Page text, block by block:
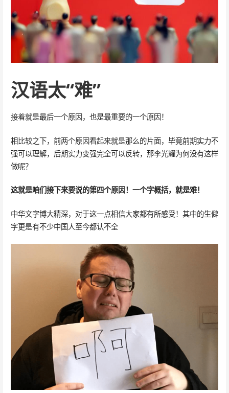
汉语太“难”
接着就是最后一个原因，也是最重要的一个原因！
相比较之下，前两个原因看起来就是那么的片面，毕竟前期实力不
强可以理解，后期实力变强完全可以反转，那李光耀为何没有这样
做呢？
这就是咱们接下来要说的第四个原因！一个字概括，就是难！
中华文字博大精深，对于这一点相信大家都有所感受！其中的生僻
字更是有不少中国人至今都认不全